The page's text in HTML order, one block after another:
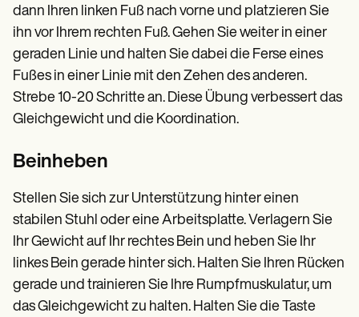
dann Ihren linken Fuß nach vorne und platzieren Sie
ihn vor Ihrem rechten Fuß. Gehen Sie weiter in einer
geraden Linie und halten Sie dabei die Ferse eines
Fußes in einer Linie mit den Zehen des anderen.
Strebe 10-20 Schritte an. Diese Übung verbessert das
Gleichgewicht und die Koordination.
Beinheben
Stellen Sie sich zur Unterstützung hinter einen
stabilen Stuhl oder eine Arbeitsplatte. Verlagern Sie
Ihr Gewicht auf Ihr rechtes Bein und heben Sie Ihr
linkes Bein gerade hinter sich. Halten Sie Ihren Rücken
gerade und trainieren Sie Ihre Rumpfmuskulatur, um
das Gleichgewicht zu halten. Halten Sie die Taste